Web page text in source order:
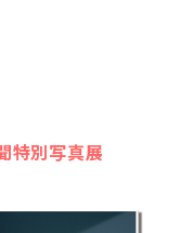
特別写真展